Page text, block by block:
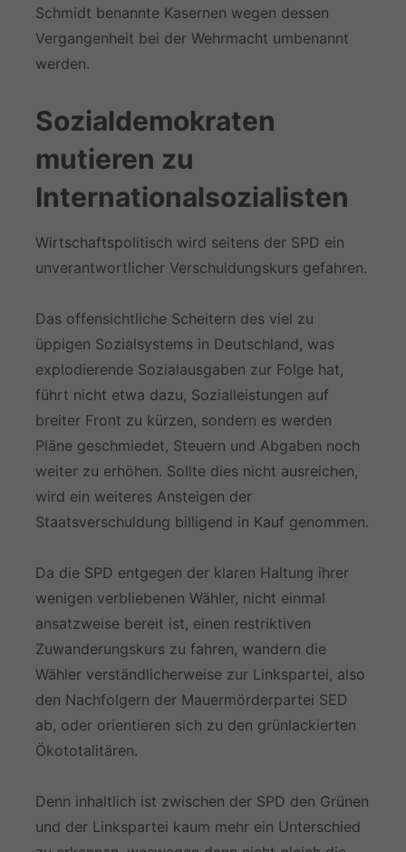
Schmidt benannte Kasernen wegen dessen
Vergangenheit bei der Wehrmacht umbenannt
werden.
Sozialdemokraten
mutieren zu
Internationalsozialisten
Wirtschaftspolitisch wird seitens der SPD ein
unverantwortlicher Verschuldungskurs gefahren.
Das offensichtliche Scheitern des viel zu
üppigen Sozialsystems in Deutschland, was
explodierende Sozialausgaben zur Folge hat,
führt nicht etwa dazu, Sozialleistungen auf
breiter Front zu kürzen, sondern es werden
Pläne geschmiedet, Steuern und Abgaben noch
weiter zu erhöhen. Sollte dies nicht ausreichen,
wird ein weiteres Ansteigen der
Staatsverschuldung billigend in Kauf genommen.
Da die SPD entgegen der klaren Haltung ihrer
wenigen verbliebenen Wähler, nicht einmal
ansatzweise bereit ist, einen restriktiven
Zuwanderungskurs zu fahren, wandern die
Wähler verständlicherweise zur Linkspartei, also
den Nachfolgern der Mauermörderpartei SED
ab, oder orientieren sich zu den grünlackierten
Ökototalitären.
Denn inhaltlich ist zwischen der SPD den Grünen
und der Linkspartei kaum mehr ein Unterschied